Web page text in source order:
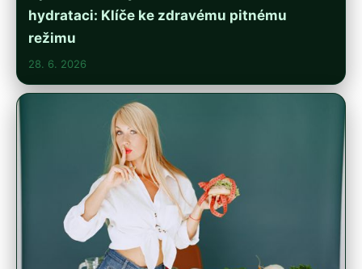
hydrataci: Klíče ke zdravému pitnému
režimu
28. 6. 2026